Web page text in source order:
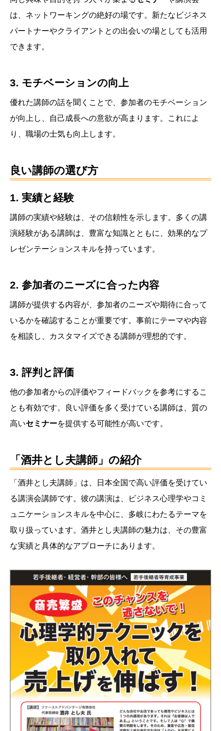
は、ネットワーキングの絶好の場です。新たなビジネス
パートナーやクライアントとの出会いの場としても活用
できます。
3. モチベーションの向上
優れた講師の話を聞くことで、参加者のモチベーション
が向上し、自己成長への意欲が高まります。これによ
り、職場の士気も向上します。
良い講師の選び方
1. 実績と経験
講師の実績や経験は、その信頼性を示します。多くの講
演経験がある講師は、豊富な知識とともに、効果的なプ
レゼンテーションスキルを持っています。
2. 参加者のニーズに合った内容
講師が提供する内容が、参加者のニーズや期待に合って
いるかを確認することが重要です。事前にテーマや内容
を相談し、カスタマイズできる講師が理想的です。
3. 評判と評価
他の参加者からの評価やフィードバックを参考にするこ
とも有効です。良い評価を多く受けている講師は、質の
高いセミナーを提供する可能性が高いです。
「酒井とし夫講師」の紹介
「酒井とし夫講師」は、日本全国で高い評価を受けてい
る講演会講師です。彼の講演は、ビジネス心理学やコミ
ュニケーションスキルを中心に、多岐にわたるテーマを
取り扱っています。酒井とし夫講師の魅力は、その豊富
な実績と具体的なアプローチにあります。